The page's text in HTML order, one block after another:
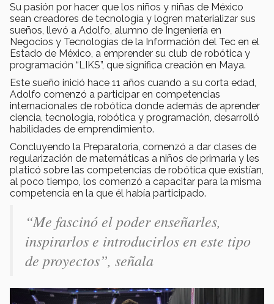
Su pasión por hacer que los niños y niñas de México
sean creadores de tecnología y logren materializar sus
sueños, llevó a Adolfo, alumno de Ingeniería en
Negocios y Tecnologías de la Información del Tec en el
Estado de México, a emprender su club de robótica y
programación “LIKS”, que significa creación en Maya.
Este sueño inició hace 11 años cuando a su corta edad,
Adolfo comenzó a participar en competencias
internacionales de robótica donde además de aprender
ciencia, tecnología, robótica y programación, desarrolló
habilidades de emprendimiento.
Concluyendo la Preparatoria, comenzó a dar clases de
regularización de matemáticas a niños de primaria y les
platicó sobre las competencias de robótica que existían,
al poco tiempo, los comenzó a capacitar para la misma
competencia en la que él había participado.
“Me fascinó el poder enseñarles,
inspirarlos e introducirlos en este tipo
de proyectos”, señala